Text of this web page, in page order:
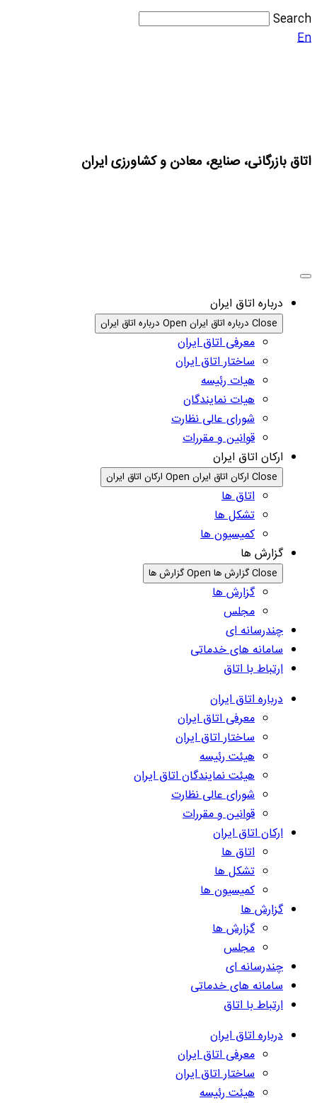
Search
En
اتاق بازرگانی، صنایع، معادن و کشاورزی ایران
درباره اتاق ایران
Close درباره اتاق ایران Open درباره اتاق ایران
معرفی اتاق ایران
ساختار اتاق ایران
هیات رئیسه
هیات نمایندگان
شورای عالی نظارت
قوانین و مقررات
ارکان اتاق ایران
Close ارکان اتاق ایران Open ارکان اتاق ایران
اتاق ها
تشکل ها
کمیسیون ها
گزارش ها
Close گزارش ها Open گزارش ها
گزارش ها
مجلس
چندرسانه ای
سامانه های خدماتی
ارتباط با اتاق
درباره اتاق ایران
معرفی اتاق ایران
ساختار اتاق ایران
هیئت رئیسه
هیئت نمایندگان اتاق ایران
شورای عالی نظارت
قوانین و مقررات
ارکان اتاق ایران
اتاق ها
تشکل ها
کمیسیون ها
گزارش ها
گزارش ها
مجلس
چندرسانه ای
سامانه های خدماتی
ارتباط با اتاق
درباره اتاق ایران
معرفی اتاق ایران
ساختار اتاق ایران
هیئت رئیسه